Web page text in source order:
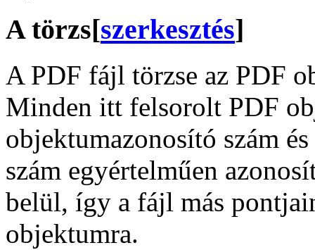
A törzs[szerkesztés]
A PDF fájl törzse az PDF
Minden itt felsorolt PDF
objektumazonosító szám
szám egyértelműen
belül, így a fájl más
objektumra.